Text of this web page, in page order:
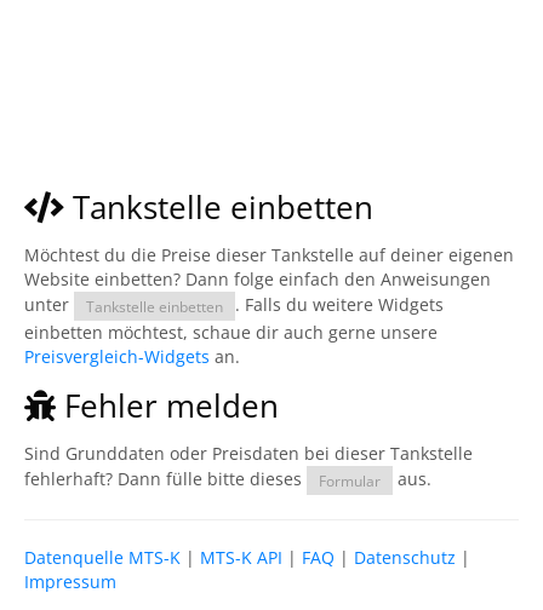
Tankstelle einbetten
Möchtest du die Preise dieser Tankstelle auf deiner eigenen
Website einbetten? Dann folge einfach den Anweisungen
unter
Tankstelle einbetten
. Falls du weitere Widgets
einbetten möchtest, schaue dir auch gerne unsere
Preisvergleich-Widgets an.
Fehler melden
Sind Grunddaten oder Preisdaten bei dieser Tankstelle
fehlerhaft? Dann fülle bitte dieses
Formular aus.
Datenquelle MTS-K | MTS-K API | FAQ | Datenschutz |
Impressum